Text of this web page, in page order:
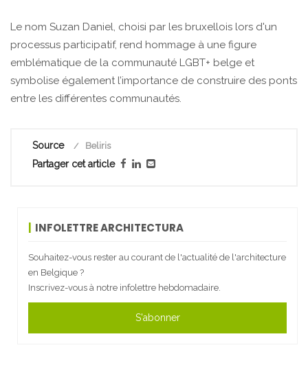
Le nom Suzan Daniel, choisi par les bruxellois lors d'un
processus participatif, rend hommage à une figure
emblématique de la communauté LGBT+ belge et
symbolise également l’importance de construire des ponts
entre les différentes communautés.
Source Beliris
Partager cet article
INFOLETTRE ARCHITECTURA
Souhaitez-vous rester au courant de l'actualité de l'architecture
en Belgique ?
Inscrivez-vous à notre infolettre hebdomadaire.
S'abonner